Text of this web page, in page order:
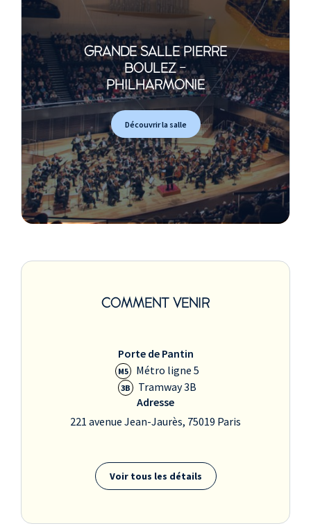
GRANDE SALLE PIERRE
BOULEZ -
PHILHARMONIE
Découvrir la salle
COMMENT VENIR
Porte de Pantin
M5 Métro ligne 5
3B
Tramway 3B
Adresse
221 avenue Jean-Jaurès, 75019 Paris
Voir tous les détails